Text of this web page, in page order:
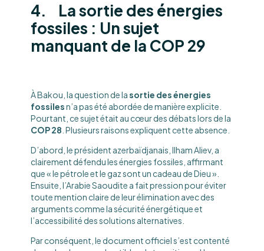
4. La sortie des énergies
fossiles : Un sujet
manquant de la COP 29
À Bakou, la question de lasortie des énergies
fossilesn’a pas été abordée de manière explicite.
Pourtant, ce sujet était au cœur des débats lors de la
COP28 . Plusieurs raisons expliquent cette absence.
D’abord, le président azerbaïdjanais, Ilham Aliev, a
clairement défendu les énergies fossiles, affirmant
que « le pétrole et le gaz sont un cadeau de Dieu ».
Ensuite, l’Arabie Saoudite a fait pression pour éviter
toute mention claire de leur élimination avec des
arguments comme la sécurité énergétique et
l’accessibilité des solutions alternatives.
Par conséquent, le document officiel s’est contenté